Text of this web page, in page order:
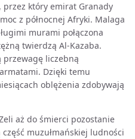
który emirat Granady
z północnej Afryki. Malaga
murami połączona
twierdzą Al-Kazaba.
przewagę liczebną
Dzięki temu
oblężenia zdobywają
aż do śmierci pozostanie
muzułmańskiej ludności